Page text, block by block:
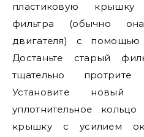
пластиковую крышку
фильтра (обычно
двигателя) с помощью
Достаньте старый
тщательно
Установите
уплотнительное
крышку с усилием